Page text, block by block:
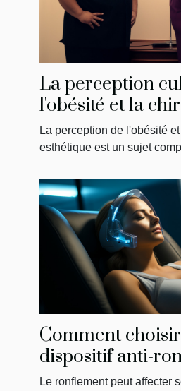
La perception
l'obésité et la
esthétique en
La perception de l'obésité
esthétique est un sujet
Comment
dispositif anti-
vous convient le
Le ronflement peut affecter